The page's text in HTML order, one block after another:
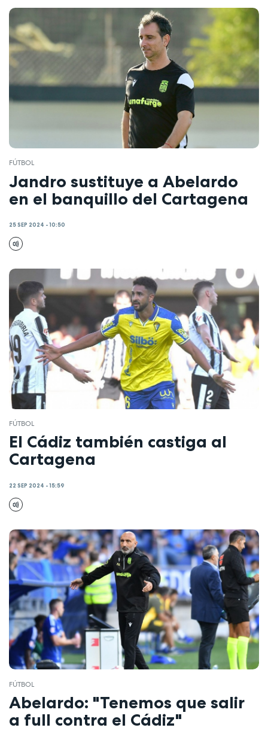
FÚTBOL
Jandro sustituye a Abelardo
en el banquillo del Cartagena
25 SEP 2024 - 10:50
FÚTBOL
El Cádiz también castiga al
Cartagena
22 SEP 2024 - 15:59
FÚTBOL
Abelardo: "Tenemos que salir
a full contra el Cádiz"